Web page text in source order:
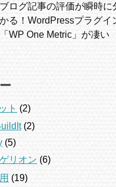
ブログ記事の評価が瞬時に
かる！WordPressプラグイ
「WP One Metric」が凄い
ト (2)
(2)
(5)
リオン (6)
(19)